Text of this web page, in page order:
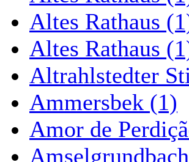
Altes Rathaus
Altes Rathaus
Altrahlstedter
Ammersbek (1)
Amor de